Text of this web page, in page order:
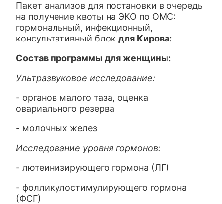
Пакет анализов для постановки в очередь
на получение квоты на ЭКО по ОМС:
гормональный, инфекционный,
консультативный блокдля Кирова:
Состав программы для женщины:
Ультразвуковое исследование:
- органов малого таза, оценка
овариального резерва
- молочных желез
Исследование уровня гормонов:
- лютеинизирующего гормона (ЛГ)
- фолликулостимулирующего гормона
(ФСГ)